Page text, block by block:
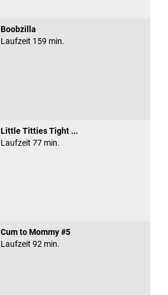
Boobzilla
Laufzeit 159 min.
Little Titties Tight ...
Laufzeit 77 min.
Cum to Mommy #5
Laufzeit 92 min.